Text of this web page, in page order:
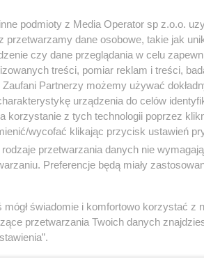
Twoje miasto
Piekary Śląskie
Chorzów
Tarnowskie Góry
Ruda Śląska
Tychy
Gliwice
Zabrze
Zagłębie
podmioty z Media Operator sp z.o.o.
dane osobowe, takie jak
czy dane przeglądania w celu
treści, pomiar reklam i treści,
Partnerzy możemy używać
urządzenia do celów
z tych technologii poprzez
wycofać klikając przycisk ustawień
rodzaje przetwarzania danych nie
Preferencje będą miały
świadomie i komfortowo korzystać z
przetwarzania Twoich danych